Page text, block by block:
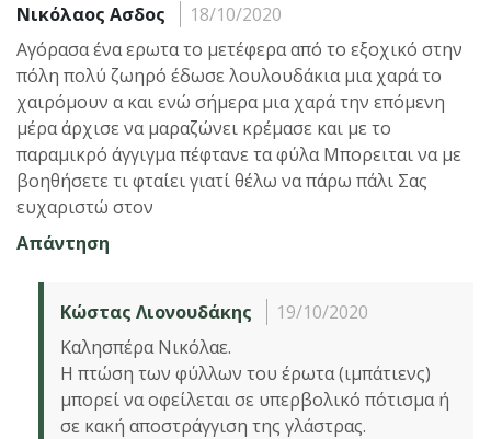
Νικόλαος Ασδος
18/10/2020
Αγόρασα ένα ερωτα το μετέφερα από το εξοχικό στην
πόλη πολύ ζωηρό έδωσε λουλουδάκια μια χαρά το
χαιρόμουν α και ενώ σήμερα μια χαρά την επόμενη
μέρα άρχισε να μαραζώνει κρέμασε και με το
παραμικρό άγγιγμα πέφτανε τα φύλα Μπορειται να με
βοηθήσετε τι φταίει γιατί θέλω να πάρω πάλι Σας
ευχαριστώ στον
Απάντηση
Κώστας Λιονουδάκης
19/10/2020
Καλησπέρα Νικόλαε.
Η πτώση των φύλλων του έρωτα (ιμπάτιενς)
μπορεί να οφείλεται σε υπερβολικό πότισμα ή
σε κακή αποστράγγιση της γλάστρας.